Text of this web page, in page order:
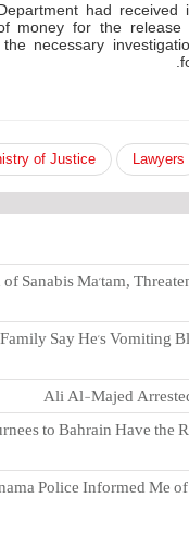
had
money for the
necessary
Lawyers
of Justice
Sanabis Ma'tam,
Say He's Vomiting
Ali Al-Majed
to Bahrain Have the
Police Informed Me